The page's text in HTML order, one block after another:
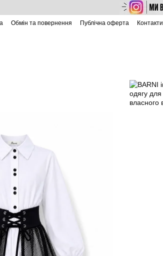
Обмін та повернення Публічна оферта Контакти